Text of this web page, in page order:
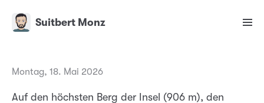
Suitbert Monz
Montag, 18. Mai 2026
Auf den höchsten Berg der Insel (906 m), den